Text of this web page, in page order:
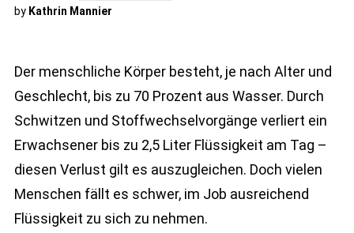
by Kathrin Mannier
Der menschliche Körper besteht, je nach Alter und
Geschlecht, bis zu 70 Prozent aus Wasser. Durch
Schwitzen und Stoffwechselvorgänge verliert ein
Erwachsener bis zu 2,5 Liter Flüssigkeit am Tag –
diesen Verlust gilt es auszugleichen. Doch vielen
Menschen fällt es schwer, im Job ausreichend
Flüssigkeit zu sich zu nehmen.